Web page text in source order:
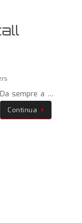
Da sempre a …
Continua